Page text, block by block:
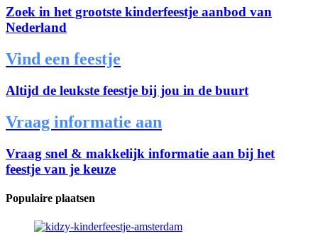
Zoek in het grootste kinderfeestje aanbod van
Nederland
Vind een feestje
Altijd de leukste feestje bij jou in de buurt
Vraag informatie aan
Vraag snel & makkelijk informatie aan bij het
feestje van je keuze
Populaire plaatsen